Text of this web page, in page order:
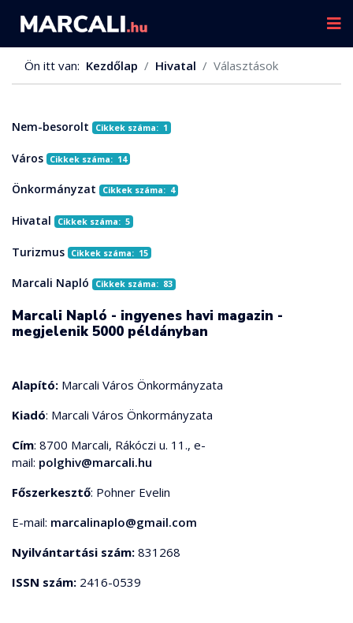
Ön itt van: Kezdőlap Hivatal Választások
Nem-besorolt Cikkek száma: 1
Város Cikkek száma: 14
Önkormányzat Cikkek száma: 4
Hivatal Cikkek száma: 5
Turizmus Cikkek száma: 15
Marcali Napló Cikkek száma: 83
Marcali Napló - ingyenes havi magazin -
megjelenik 5000 példányban
Alapító: Marcali Város Önkormányzata
Kiadó: Marcali Város Önkormányzata
Cím: 8700 Marcali, Rákóczi u. 11., e-
mail: polghiv@marcali.hu
Főszerkesztő: Pohner Evelin
E-mail: marcalinaplo@gmail.com
Nyilvántartási szám: 831268
ISSN szám: 2416-0539